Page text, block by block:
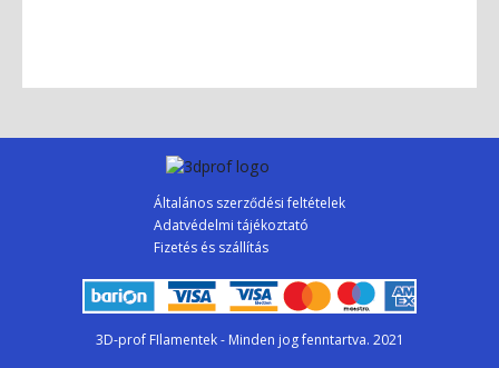
Általános szerződési feltételek
Adatvédelmi tájékoztató
Fizetés és szállítás
3D-prof FIlamentek - Minden jog fenntartva. 2021